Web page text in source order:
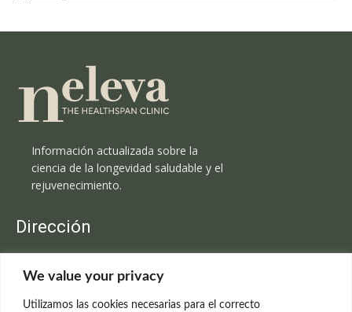
We value your privacy
Utilizamos las cookies necesarias para el correcto
Información actualizada sobre la
ciencia de la longevidad saludable y el
rejuvenecimiento.
Dirección
C/Claudio Coello, 19 - 1º